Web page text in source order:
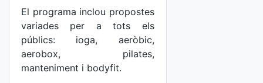
El programa inclou propostes
variades per a tots els
públics: ioga, aeròbic,
aerobox, pilates,
manteniment i bodyfit.